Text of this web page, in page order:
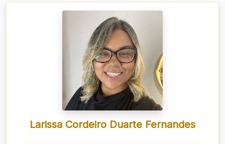
Larissa Cordeiro Duarte Fernandes